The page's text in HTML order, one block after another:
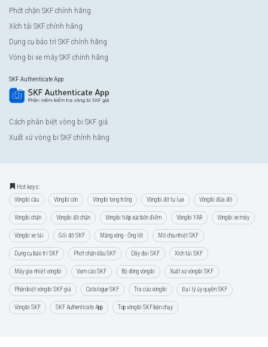
Phớt chặn SKF chính hãng
Xích tải SKF chính hãng
Dụng cụ bảo trì SKF chính hãng
Vòng bi xe máy SKF chính hãng
SKF Authenticate App
Cách phân biệt vòng bi SKF giả
Xuất xứ vòng bi SKF chính hãng
Hot keys:
Vòng bi cầu Vòng bi côn Vòng bi tang trống Vòng bi đỡ tự lựa Vòng bi đũa đỡ
Vòng bi chặn Vòng bi đỡ chặn Vòng bi tiếp xúc bốn điểm Vòng bi YAR Vòng bi xe máy
Vòng bi xe tải Gối đỡ SKF Măng xông - Ống lót Mỡ chịu nhiệt SKF
Dụng cụ bảo trì SKF Phớt chặn dầu SKF Dây đai SKF Xích tải SKF
Máy gia nhiệt vòng bi Vam cảo SKF Bộ đóng vòng bi Xuất xứ vòng bi SKF
Phân biệt vòng bi SKF giả Catalogue SKF Tra cứu vòng bi Đại lý ủy quyền SKF
Vòng bi SKF SKF Authenticate App Top vòng bi SKF bán chạy